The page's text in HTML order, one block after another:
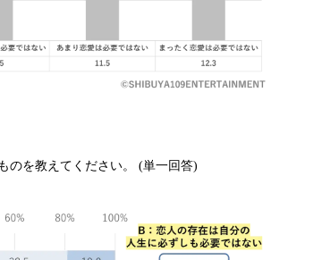
のを教えてください。 (単一回答)